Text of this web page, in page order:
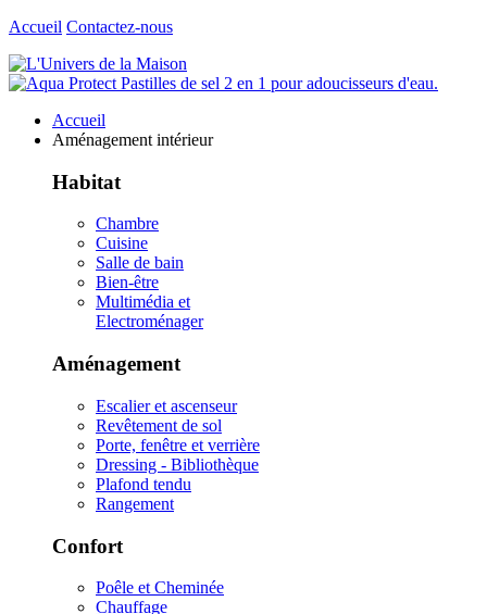
Accueil Contactez-nous
Accueil
Aménagement intérieur
Habitat
Chambre
Cuisine
Salle de bain
Bien-être
Multimédia et
Electroménager
Aménagement
Escalier et ascenseur
Revêtement de sol
Porte, fenêtre et verrière
Dressing - Bibliothèque
Plafond tendu
Rangement
Confort
Poêle et Cheminée
Chauffage